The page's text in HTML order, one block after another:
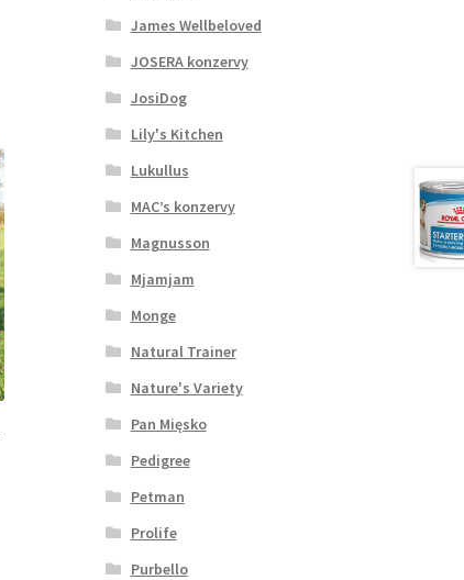
James Wellbeloved
JOSERA konzervy
JosiDog
Lily's Kitchen
Lukullus
MAC’s konzervy
Magnusson
Mjamjam
Monge
Natural Trainer
Nature's Variety
Pan Mięsko
Pedigree
Petman
Prolife
Purbello